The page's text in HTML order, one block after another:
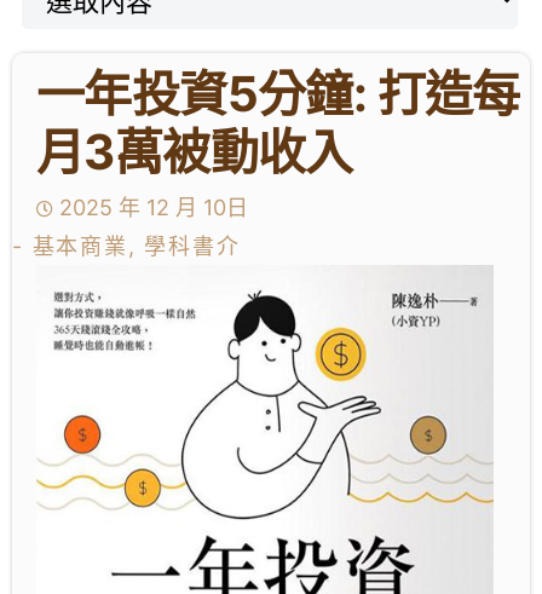
教師專業社群
學生成就與學校活動
我們的聯繫
入學資訊
一年投資5分鐘: 打造每
月3萬被動收入
2025 年 12 月 10日
- 基本商業, 學科書介